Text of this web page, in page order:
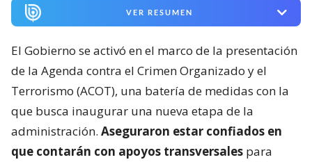
VER RESUMEN
El Gobierno se activó en el marco de la presentación
de la Agenda contra el Crimen Organizado y el
Terrorismo (ACOT), una batería de medidas con la
que busca inaugurar una nueva etapa de la
administración. Aseguraron estar confiados en
que contarán con apoyos transversales para